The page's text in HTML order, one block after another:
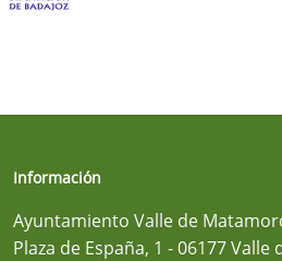
Información
Ayuntamiento Valle de
Plaza de España, 1 - 06177